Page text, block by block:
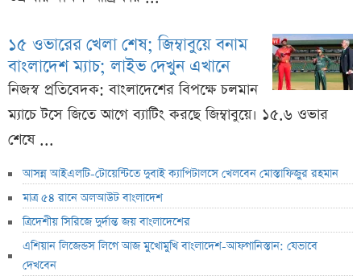
১৫ ওভারের খেলা শেষ; জিম্বাবুয়ে বনাম
বাংলাদেশ ম্যাচ; লাইভ দেখুন এখানে
নিজস্ব প্রতিবেদক: বাংলাদেশের বিপক্ষে চলমান
ম্যাচে টসে জিতে আগে ব্যাটিং করছে জিম্বাবুয়ে। ১৫.৬ ওভার
শেষে ...
আসন্ন আইএলটি-টোয়েন্টিতে দুবাই ক্যাপিটালসে খেলবেন মোস্তাফিজুর রহমান
মাত্র ৫৪ রানে অলআউট বাংলাদেশ
ত্রিদেশীয় সিরিজে দুর্দান্ত জয় বাংলাদেশের
এশিয়ান লিজেন্ডস লিগে আজ মুখোমুখি বাংলাদেশ-আফগানিস্তান: যেভাবে
দেখবেন